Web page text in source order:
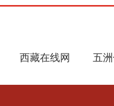
西藏在线网 五